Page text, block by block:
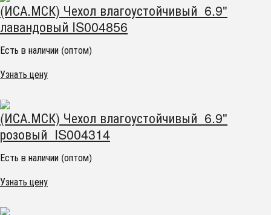
(ИСА.МСК) Чехол влагоустойчивый 6.9"
лавандовый IS004856
Есть в наличии (оптом)
Узнать цену
(ИСА.МСК) Чехол влагоустойчивый 6.9"
розовый IS004314
Есть в наличии (оптом)
Узнать цену